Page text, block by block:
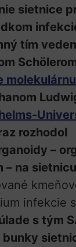
sietnice
tím
rozhodol
–
– na
infekcie
s tým